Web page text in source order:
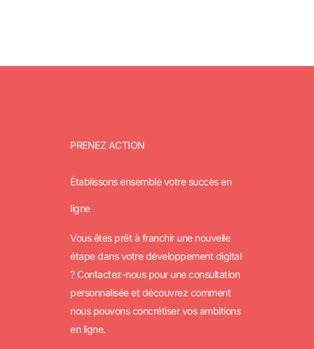
PRENEZ ACTION
Établissons ensemble votre succès en
ligne
Vous êtes prêt à franchir une nouvelle
étape dans votre développement digital
? Contactez-nous pour une consultation
personnalisée et découvrez comment
nous pouvons concrétiser vos ambitions
en ligne.